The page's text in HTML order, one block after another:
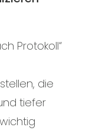
Protokoll“
stellen, die
tiefer